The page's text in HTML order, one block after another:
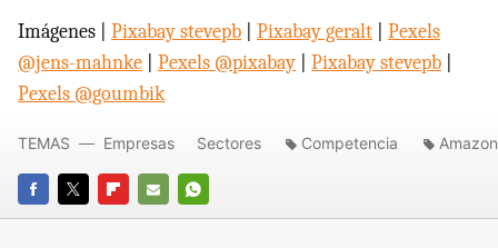
Imágenes | Pixabay stevepb Pixabay geralt
Pexels
@jens-mahnke
Pexels @pixabay Pixabay stevepb
Pexels @goumbik
FACEBOOK
TWITTERFLIPBOARD
E-
WHATSAPP
TEMAS Empresas Sectores Competencia Amazon